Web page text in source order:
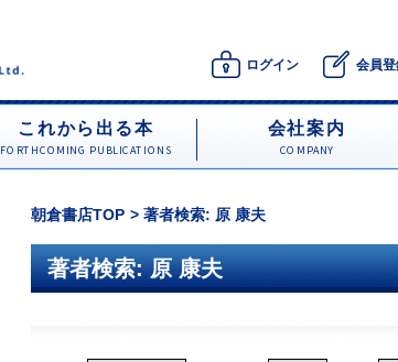
ログイン 会員
これから出る本
FORTHCOMING PUBLICATIONS
会社案内
COMPANY
朝倉書店TOP 著者検索: 原 康夫
著者検索: 原 康夫